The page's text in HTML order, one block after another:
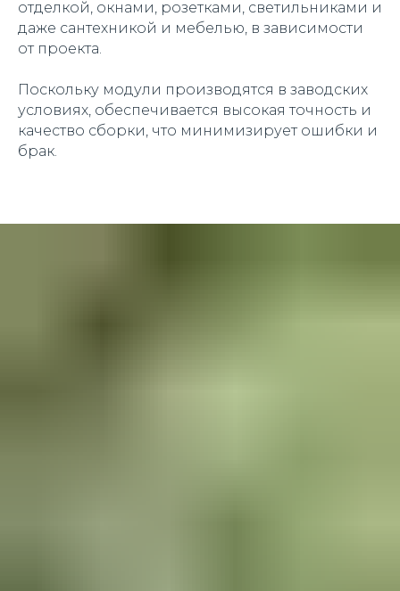
отделкой, окнами, розетками, светильниками и
даже сантехникой и мебелью, в зависимости
от проекта.
Поскольку модули производятся в заводских
условиях, обеспечивается высокая точность и
качество сборки, что минимизирует ошибки и
брак.